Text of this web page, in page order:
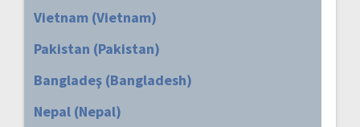
Vietnam (Vietnam)
Pakistan (Pakistan)
Bangladeş (Bangladesh)
Nepal (Nepal)